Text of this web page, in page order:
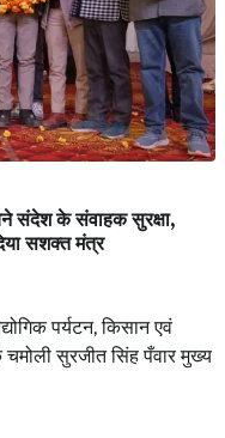
संदेश के संवाहक सुरक्षा,
सशक्त मंत्र
पर्यटन, किसान एवं
सुरजीत सिंह पँवार मुख्य